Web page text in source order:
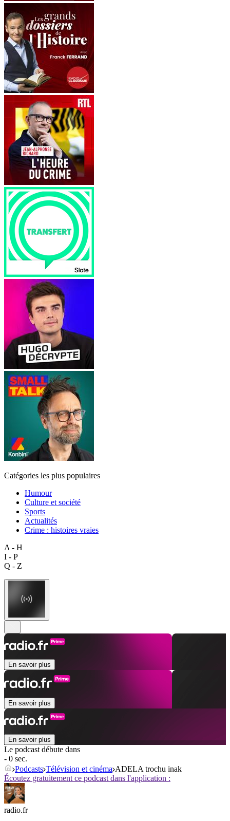
Catégories les plus populaires
Humour
Culture et société
Sports
Actualités
Crime : histoires vraies
A - H
I - P
Q - Z
En savoir plus
En savoir plus
En savoir plus
Le podcast débute dans
- 0 sec.
Podcasts Télévision et cinéma ADELA trochu inak
Écoutez gratuitement ce podcast dans l'application :
radio.fr